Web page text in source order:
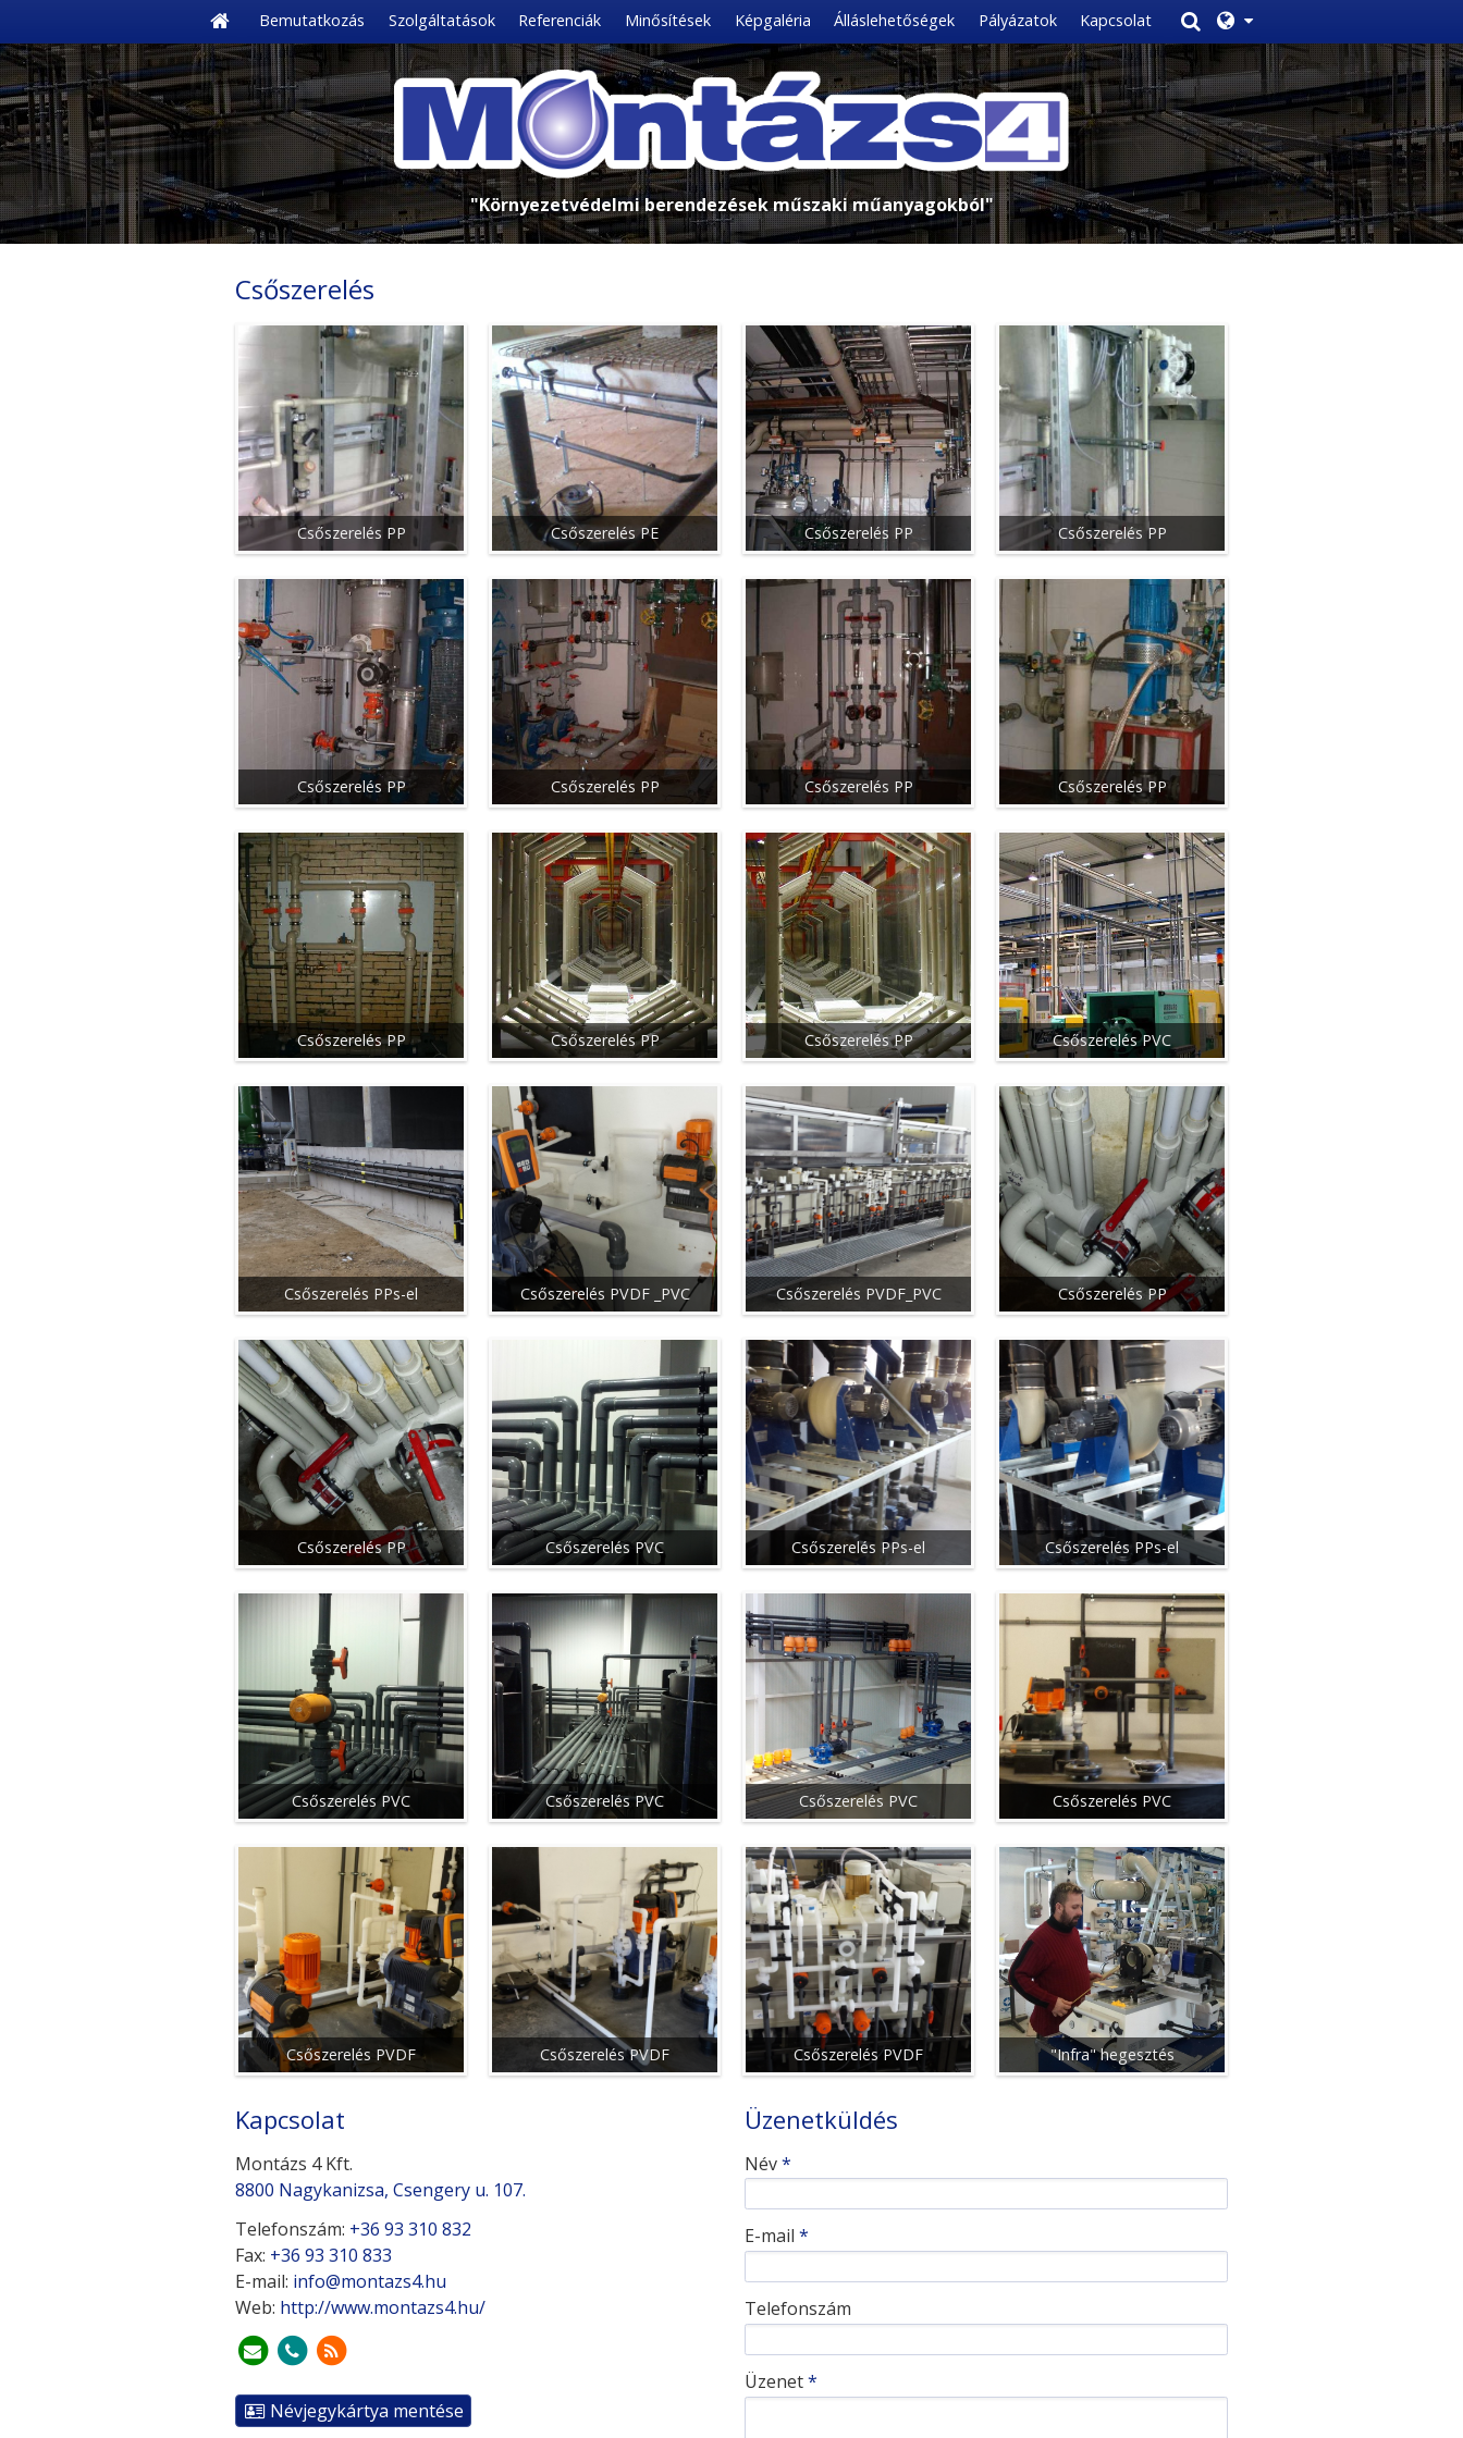
Bemutatkozás Szolgáltatások Referenciák Minősítések Képgaléria Álláslehetőségek Pályázatok Kapcsolat
"Környezetvédelmi berendezések műszaki műanyagokból"
Csőszerelés
Csőszerelés PP Csőszerelés PE Csőszerelés PP Csőszerelés PP
Csőszerelés PP Csőszerelés PP Csőszerelés PP Csőszerelés PP
Csőszerelés PP Csőszerelés PP Csőszerelés PP Csőszerelés PVC
Csőszerelés PPs-el Csőszerelés PVDF _PVC Csőszerelés PVDF_PVC Csőszerelés PP
Csőszerelés PP Csőszerelés PVC Csőszerelés PPs-el Csőszerelés PPs-el
Csőszerelés PVC Csőszerelés PVC Csőszerelés PVC Csőszerelés PVC
Csőszerelés PVDF Csőszerelés PVDF Csőszerelés PVDF "Infra" hegesztés
Kapcsolat
Montázs 4 Kft.
8800 Nagykanizsa, Csengery u. 107.
Telefonszám: +36 93 310 832
Fax: +36 93 310 833
E-mail: info@montazs4.hu
Web: http://www.montazs4.hu/
Névjegykártya mentése
Üzenetküldés
-
Név*
E-mail *
Telefonszám
Üzenet*